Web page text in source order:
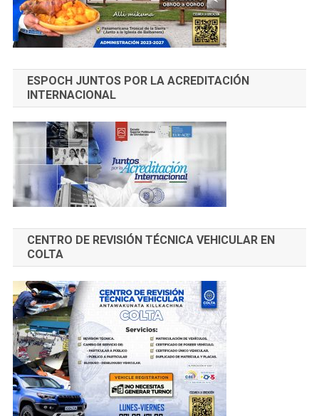
ESPOCH JUNTOS POR LA ACREDITACIÓN
INTERNACIONAL
CENTRO DE REVISIÓN TÉCNICA VEHICULAR EN
COLTA